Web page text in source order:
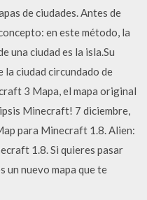
de ciudades. Antes de
en este método, la
una ciudad es la isla.Su
la ciudad circundado de
3 Mapa, el mapa original
Minecraft! 7 diciembre,
para Minecraft 1.8. Alien:
1.8. Si quieres pasar
un nuevo mapa que te